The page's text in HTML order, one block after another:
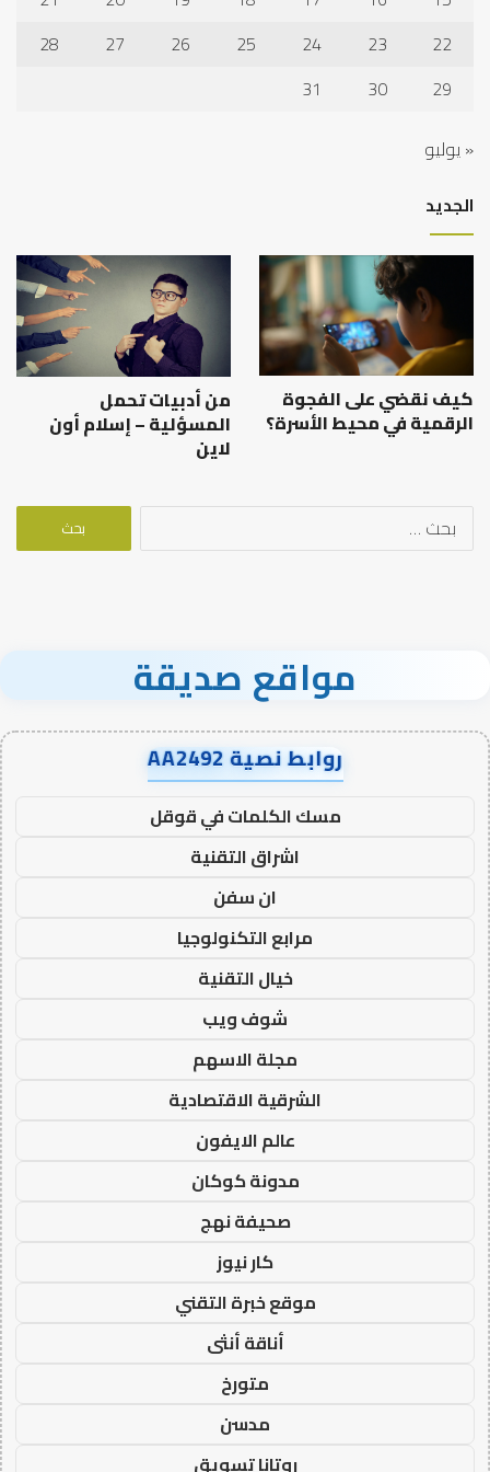
22
23
24
25
26
27
28
29
30
31
« يوليو
الجديد
كيف نقضي على الفجوة
الرقمية في محيط الأسرة؟
من أدبيات تحمل
المسؤلية – إسلام أون
لاين
البحث
مواقع صديقة
روابط نصية AA2492
مسك الكلمات في قوقل
اشراق التقنية
ان سفن
مرابع التكنولوجيا
خيال التقنية
شوف ويب
مجلة الاسهم
الشرقية الاقتصادية
عالم الايفون
مدونة كوكان
صحيفة نهج
كار نيوز
موقع خبرة التقني
أناقة أنثى
متورخ
مدسن
روتانا تسويق